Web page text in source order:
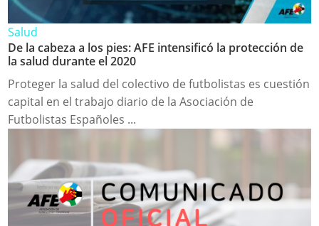
Salud
De la cabeza a los pies: AFE intensificó la protección de
la salud durante el 2020
Proteger la salud del colectivo de futbolistas es cuestión
capital en el trabajo diario de la Asociación de
Futbolistas Españoles ...